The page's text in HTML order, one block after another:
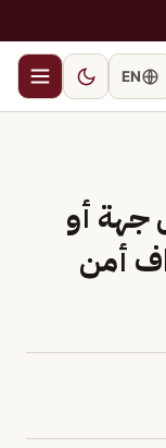
EN
جهة أو
أمن